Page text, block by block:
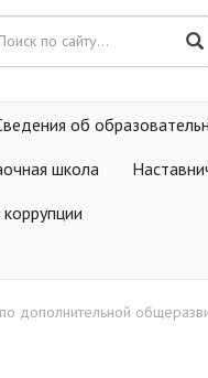
об
школа
дополнительной